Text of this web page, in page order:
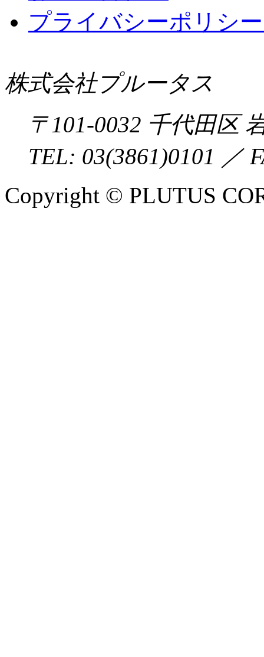
プライバシーポリシ
株式会社プルータス
〒101-0032 千代田区
TEL: 03(3861)0101 ／
Copyright © PLUTUS